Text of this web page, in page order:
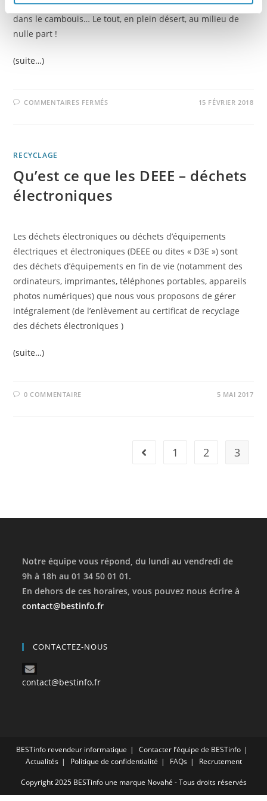
t
écran ou encore réparations au pôle mécanique les mains
dans le cambouis… Le tout, en plein désert, au milieu de
nulle part !
(suite…)
COMMENTAIRES FERMÉS 15 FÉVRIER 2018
RECYCLAGE
Qu’est ce que les DEEE – déchets
électroniques
Les déchets électroniques ou déchets d’équipements
électriques et électroniques (DEEE ou dites « D3E ») sont
des déchets d’équipements en fin de vie (notamment des
ordinateurs, imprimantes, téléphones portables, appareils
photos numériques) que nous vous proposons de gérer
intégralement (de l’enlèvement au certificat de recyclage
des déchets électroniques )
(suite…)
0 COMMENTAIRE 5 MAI 2017
1 2 3
Notre équipe vous répond, du lundi au vendredi de
9h à 18h au 01 34 50 01 01.
En dehors de ces horaires, vous pouvez nous écrire à
contact@bestinfo.fr
CONTACTEZ-NOUS
contact@bestinfo.fr
BESTinfo revendeur informatique
Contacter l’équipe de BESTinfo
Actualités
Politique de confidentialité FAQs Recrutement
Copyright 2025 BESTinfo une marque Novahé - Tous droits réservés